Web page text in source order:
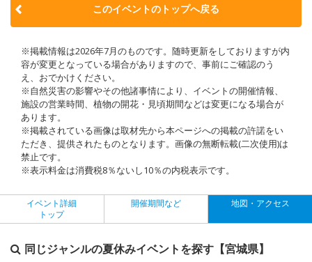
このイベントのトップへ戻る
※掲載情報は2026年7月のものです。随時更新をしておりますが内
容が変更となっている場合がありますので、事前にご確認のう
え、おでかけください。
※自然災害の影響やその他諸事情により、イベントの開催情報、
施設の営業時間、植物の開花・見頃期間などは変更になる場合が
あります。
※掲載されている画像は取材先から本ページへの掲載の許諾をい
ただき、提供されたものとなります。画像の無断転載(二次使用)は
禁止です。
※表示料金は消費税8％ないし10％の内税表示です。
イベント詳細
トップ
開催期間など 地図・アクセス
同じジャンルの夏休みイベントを探す【宮城県】